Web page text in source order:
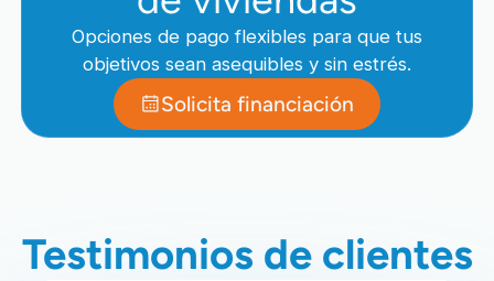
Opciones de pago flexibles para que tus
objetivos sean asequibles y sin estrés.
Solicita financiación
Testimonios de clientes